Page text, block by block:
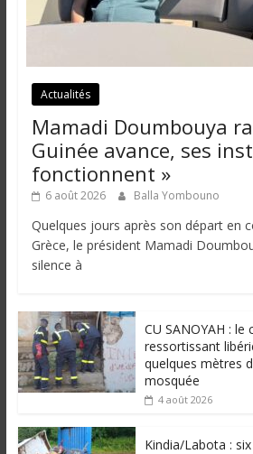
Actualités
Mamadi Doumbouya
Guinée avance, ses
fonctionnent »
6 août 2026 Balla Yombouno
Quelques jours après son départ en
Grèce, le président Mamadi
silence à
CU SANOYAH : le
ressortissant
quelques mètres
mosquée
4 août 2026
Kindia/Labota :